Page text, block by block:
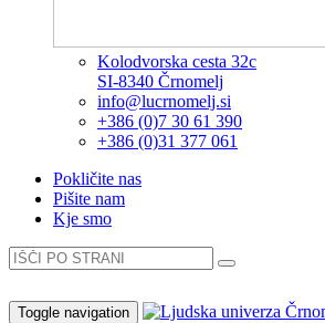
Kolodvorska cesta 32c
SI-8340 Črnomelj
info@lucrnomelj.si
+386 (0)7 30 61 390
+386 (0)31 377 061
Pokličite nas
Pišite nam
Kje smo
Toggle navigation